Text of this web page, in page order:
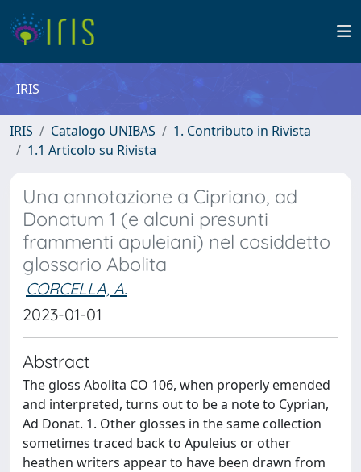
IRIS
IRIS Catalogo UNIBAS
1. Contributo in Rivista
1.1 Articolo su Rivista
Una annotazione a Cipriano, ad
Donatum 1 (e alcuni presunti
frammenti apuleiani) nel cosiddetto
glossario Abolita
CORCELLA, A.
2023-01-01
Abstract
The gloss Abolita CO 106, when properly emended
and interpreted, turns out to be a note to Cyprian,
Ad Donat. 1. Other glosses in the same collection
sometimes traced back to Apuleius or other
heathen writers appear to have been drawn from